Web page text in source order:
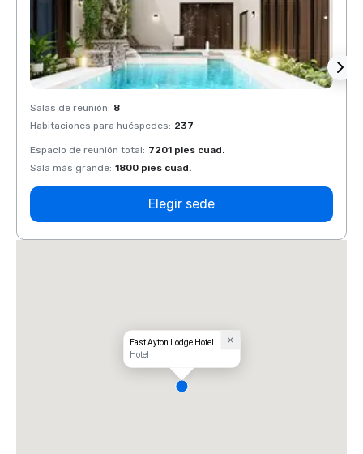
Salas de reunión: 8
Habitaciones para huéspedes: 237
Espacio de reunión total: 7201 pies cuad.
Sala más grande: 1800 pies cuad.
Elegir sede
East Ayton Lodge Hotel
Hotel